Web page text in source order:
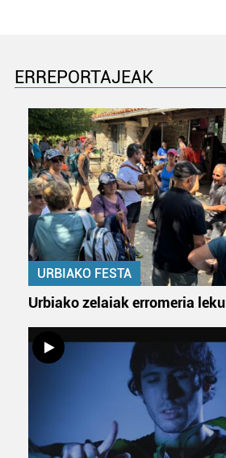
ERREPORTAJEAK
URBIAKO FESTA
Urbiako zelaiak erromeria leku